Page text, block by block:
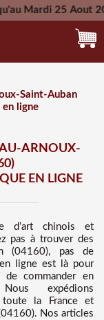
Aout 2026 -
26 Aout 2026
Saint-Auban
ligne
ARNOUX-
EN LIGNE
d’art chinois et
pas à trouver des
(04160), pas de
ligne est là pour
de commander en
expédions
toute la France et
Nos articles